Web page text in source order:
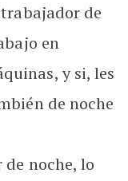
de
en
y si, les
de noche
noche, lo